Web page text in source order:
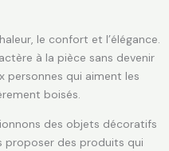
le confort et l’élégance.
à la pièce sans devenir
qui aiment les
boisés.
des objets décoratifs
proposer des produits qui